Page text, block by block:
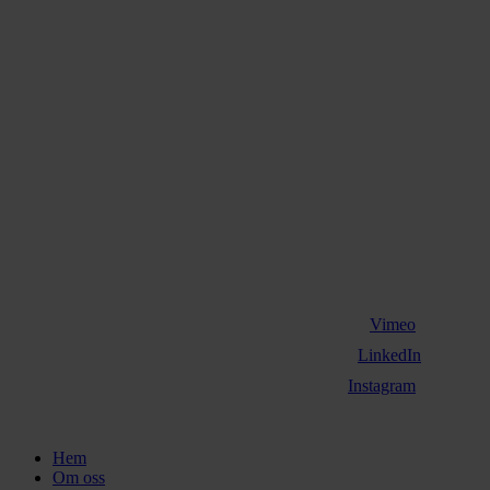
Vimeo
LinkedIn
Instagram
Close
Menu
Hem
Om oss